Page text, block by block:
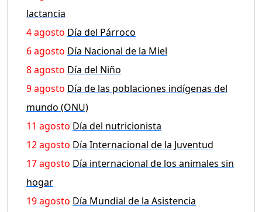
lactancia
4 agosto Día del Párroco
6 agosto Día Nacional de la Miel
8 agosto Día del Niño
9 agosto Día de las poblaciones indígenas del
mundo (ONU)
11 agosto Día del nutricionista
12 agosto Día Internacional de la Juventud
17 agosto Día internacional de los animales sin
hogar
19 agosto Día Mundial de la Asistencia